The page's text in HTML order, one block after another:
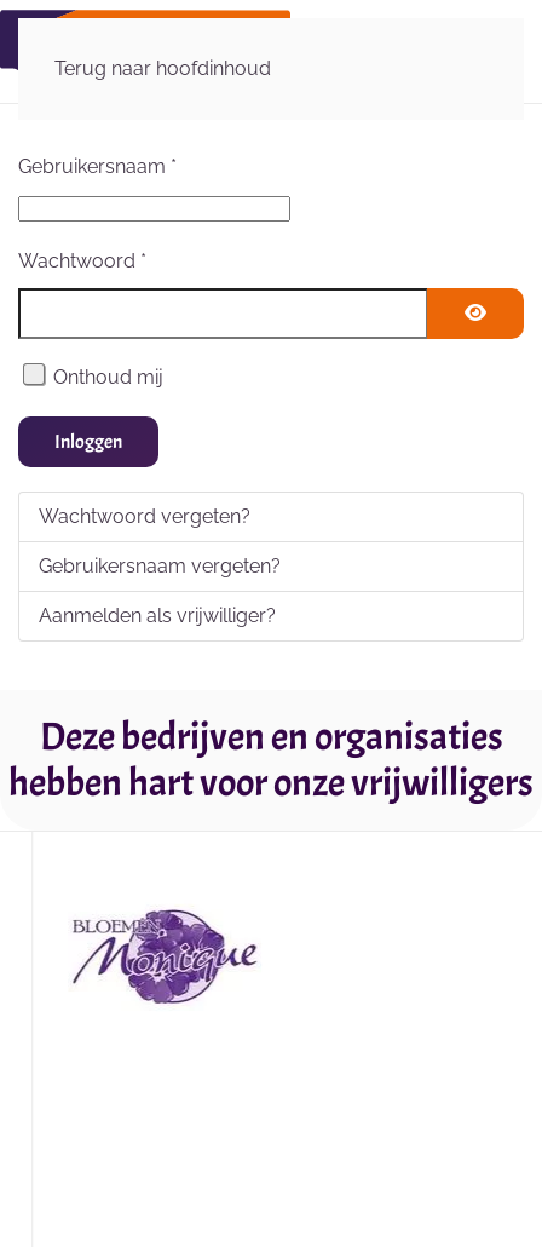
Terug naar hoofdinhoud
Gebruikersnaam *
Wachtwoord *
Onthoud mij
Inloggen
Wachtwoord vergeten?
Gebruikersnaam vergeten?
Aanmelden als vrijwilliger?
Deze bedrijven en organisaties
hebben hart voor onze vrijwilligers